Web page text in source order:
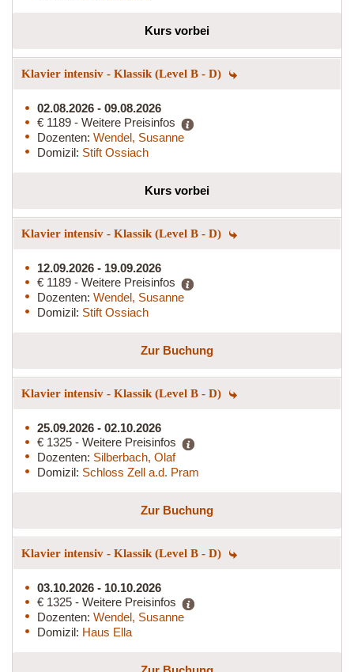
Kurs vorbei
Klavier intensiv - Klassik (Level B - D)
02.08.2026 - 09.08.2026
€ 1189 - Weitere Preisinfos
Dozenten: Wendel, Susanne
Domizil: Stift Ossiach
Kurs vorbei
Klavier intensiv - Klassik (Level B - D)
12.09.2026 - 19.09.2026
€ 1189 - Weitere Preisinfos
Dozenten: Wendel, Susanne
Domizil: Stift Ossiach
Zur Buchung
Klavier intensiv - Klassik (Level B - D)
25.09.2026 - 02.10.2026
€ 1325 - Weitere Preisinfos
Dozenten: Silberbach, Olaf
Domizil: Schloss Zell a.d. Pram
Zur Buchung
Klavier intensiv - Klassik (Level B - D)
03.10.2026 - 10.10.2026
€ 1325 - Weitere Preisinfos
Dozenten: Wendel, Susanne
Domizil: Haus Ella